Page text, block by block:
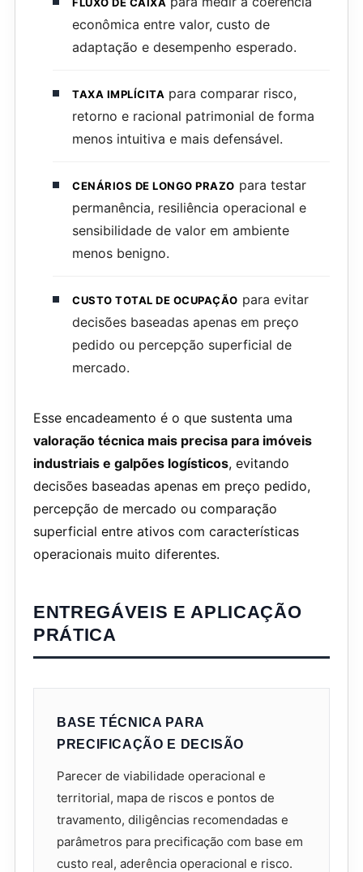
econômica entre valor, custo de
adaptação e desempenho esperado.
TAXA IMPLÍCITA para comparar risco,
retorno e racional patrimonial de forma
menos intuitiva e mais defensável.
CENÁRIOS DE LONGO PRAZO para testar
permanência, resiliência operacional e
sensibilidade de valor em ambiente
menos benigno.
CUSTO TOTAL DE OCUPAÇÃO para evitar
decisões baseadas apenas em preço
pedido ou percepção superficial de
mercado.
Esse encadeamento é o que sustenta uma
valoração técnica mais precisa para imóveis
industriais e galpões logísticos, evitando
decisões baseadas apenas em preço pedido,
percepção de mercado ou comparação
superficial entre ativos com características
operacionais muito diferentes.
ENTREGÁVEIS E APLICAÇÃO
PRÁTICA
BASE TÉCNICA PARA
PRECIFICAÇÃO E DECISÃO
Parecer de viabilidade operacional e
territorial, mapa de riscos e pontos de
travamento, diligências recomendadas e
parâmetros para precificação com base em
custo real, aderência operacional e risco.